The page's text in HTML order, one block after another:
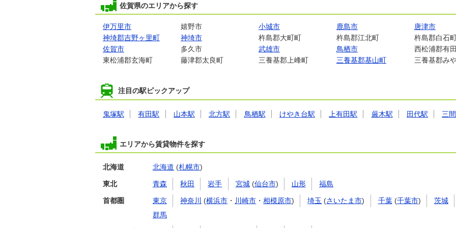
佐賀県のエリアから探す
伊万里市 嬉野市 小城市 鹿島市
唐津市
神埼郡吉野ヶ里町
神埼市 杵島郡大町町 杵島郡江北町
杵島郡白石
佐賀市
多久市 武雄市 鳥栖市
西松浦郡有
東松浦郡玄海町
藤津郡太良町 三養基郡上峰町 三養基郡基山町 三養基郡み
注目の駅ピックアップ
鬼塚駅 有田駅 山本駅 北方駅 鳥栖駅 けやき台駅 上有田駅 厳木駅 田代駅 三
エリアから賃貸物件を探す
北海道 北海道 (札幌市)
東北 青森 秋田 岩手 宮城(仙台市) 山形 福島
首都圏 東京 神奈川 (横浜市 ・ 川崎市 ・相模原市) 埼玉 (さいたま市) 千葉(千葉市) 茨城
群馬